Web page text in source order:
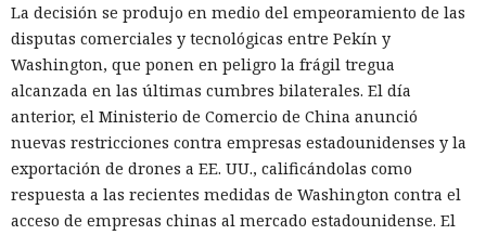
La decisión se produjo en medio del empeoramiento de las
disputas comerciales y tecnológicas entre Pekín y
Washington, que ponen en peligro la frágil tregua
alcanzada en las últimas cumbres bilaterales. El día
anterior, el Ministerio de Comercio de China anunció
nuevas restricciones contra empresas estadounidenses y la
exportación de drones a EE. UU., calificándolas como
respuesta a las recientes medidas de Washington contra el
acceso de empresas chinas al mercado estadounidense. El